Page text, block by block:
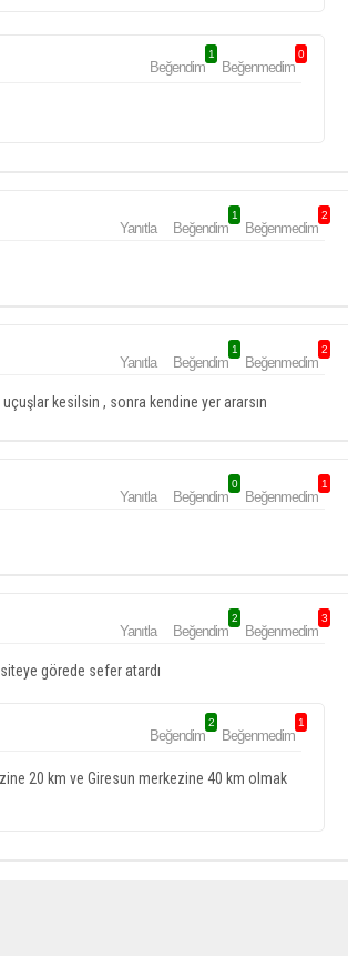
Beğendim
1
Beğenmedim
0
Yanıtla Beğendim
1
Beğenmedim
2
Yanıtla Beğendim
1
Beğenmedim
2
kesilsin , sonra kendine yer ararsın
Yanıtla Beğendim
0
Beğenmedim
1
Yanıtla Beğendim
2
Beğenmedim
3
görede sefer atardı
Beğendim
2
Beğenmedim
1
20 km ve Giresun merkezine 40 km olmak